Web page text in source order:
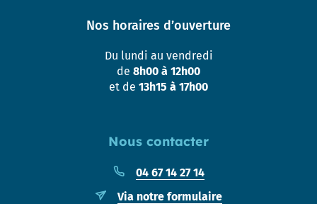
Nous contacter
04 67 14 27 14
Via notre formulaire
Nos horaires d’ouverture
Du lundi au vendredi
de 8h00 à 12h00
et de 13h15 à 17h00